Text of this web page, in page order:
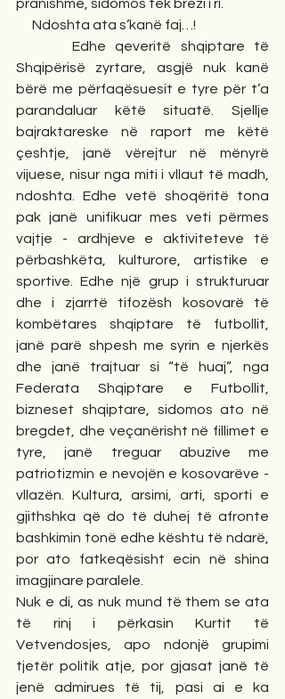
pranishme, sidomos tek brezi i ri.
Ndoshta ata s’kanë faj…!
Edhe qeveritë shqiptare të
Shqipërisë zyrtare, asgjë nuk kanë
bërë me përfaqësuesit e tyre për t’a
parandaluar këtë situatë. Sjellje
bajraktareske në raport me këtë
çeshtje, janë vërejtur në mënyrë
vijuese, nisur nga miti i vllaut të madh,
ndoshta. Edhe vetë shoqëritë tona
pak janë unifikuar mes veti përmes
vajtje - ardhjeve e aktiviteteve të
përbashkëta, kulturore, artistike e
sportive. Edhe një grup i strukturuar
dhe i zjarrtë tifozësh kosovarë të
kombëtares shqiptare të futbollit,
janë parë shpesh me syrin e njerkës
dhe janë trajtuar si “të huaj”, nga
Federata Shqiptare e Futbollit,
bizneset shqiptare, sidomos ato në
bregdet, dhe veçanërisht në fillimet e
tyre, janë treguar abuzive me
patriotizmin e nevojën e kosovarëve -
vllazën. Kultura, arsimi, arti, sporti e
gjithshka që do të duhej të afronte
bashkimin tonë edhe kështu të ndarë,
por ato fatkeqësisht ecin në shina
imagjinare paralele.
Nuk e di, as nuk mund të them se ata
të rinj i përkasin Kurtit të
Vetvendosjes, apo ndonjë grupimi
tjetër politik atje, por gjasat janë të
jenë admirues të tij, pasi ai e ka